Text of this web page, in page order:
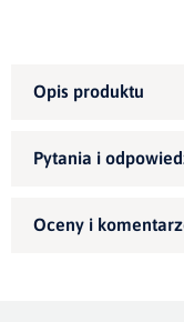
wysokość 82cm
Zapytaj o